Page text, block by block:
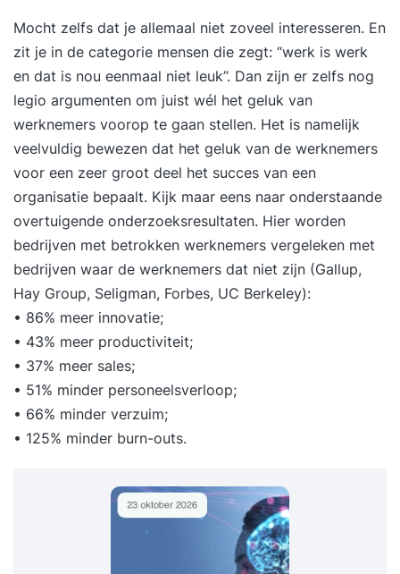
Mocht zelfs dat je allemaal niet zoveel interesseren. En
zit je in de categorie mensen die zegt: “werk is werk
en dat is nou eenmaal niet leuk”. Dan zijn er zelfs nog
legio argumenten om juist wél het geluk van
werknemers voorop te gaan stellen. Het is namelijk
veelvuldig bewezen dat het geluk van de werknemers
voor een zeer groot deel het succes van een
organisatie bepaalt. Kijk maar eens naar onderstaande
overtuigende onderzoeksresultaten. Hier worden
bedrijven met betrokken werknemers vergeleken met
bedrijven waar de werknemers dat niet zijn (Gallup,
Hay Group, Seligman, Forbes, UC Berkeley):
• 86% meer innovatie;
• 43% meer productiviteit;
• 37% meer sales;
• 51% minder personeelsverloop;
• 66% minder verzuim;
• 125% minder burn-outs.